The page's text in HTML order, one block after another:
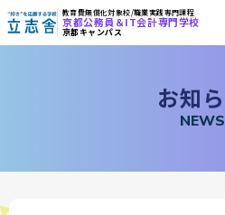
"好き"を応援する学校 立志舎
教育費無償化対象校/職業実践専門課程
京都公務員＆IT会計専門学校
京都キャンパス
お知 ら
NEWS